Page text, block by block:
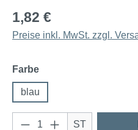
1,82 €
Preise inkl. MwSt. zzgl.
Farbeauswählen
blau
Produkt Anzahl:
ST